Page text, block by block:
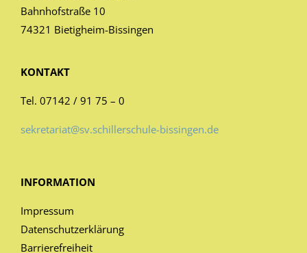
Bahnhofstraße 10
74321 Bietigheim-Bissingen
KONTAKT
Tel. 07142 / 91 75 – 0
sekretariat@sv.schillerschule-bissingen.de
INFORMATION
Impressum
Datenschutzerklärung
Barrierefreiheit